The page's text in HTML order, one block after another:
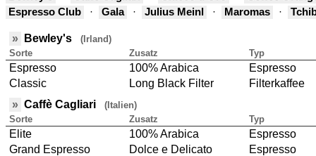
Espresso Club
· Gala · Julius Meinl · Maromas ·
» Bewley's (Irland)
Sorte
Zusatz Typ
Espresso 100% Arabica
Espresso
Classic
Long Black Filter
Filterkaffee
» Caffè Cagliari (Italien)
Sorte
Zusatz Typ
Elite 100% Arabica
Espresso
Grand Espresso
Dolce e Delicato
Espresso